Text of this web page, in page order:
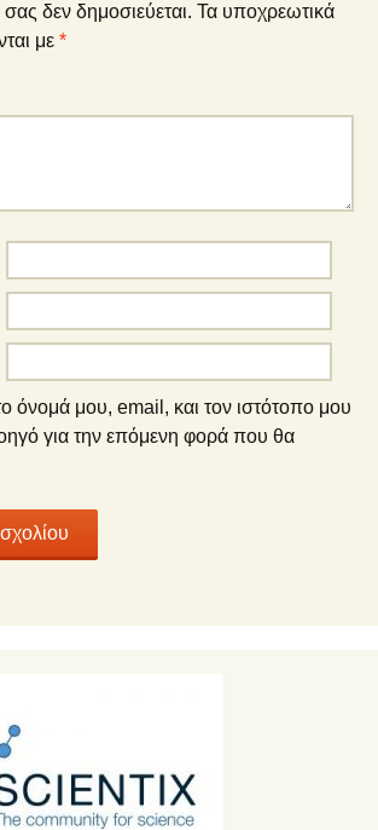
δεν δημοσιεύεται. Τα υποχρεωτικά
με *
όνομά μου, email, και τον ιστότοπο μου
για την επόμενη φορά που θα